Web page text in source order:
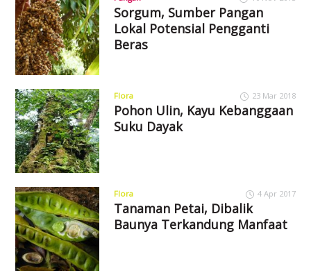
Sorgum, Sumber Pangan
Lokal Potensial Pengganti
Beras
Flora 23 Mar 2018
Pohon Ulin, Kayu Kebanggaan
Suku Dayak
Flora 4 Apr 2017
Tanaman Petai, Dibalik
Baunya Terkandung Manfaat